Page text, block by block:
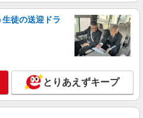
徒の送迎ドラ
とりあえずキープ